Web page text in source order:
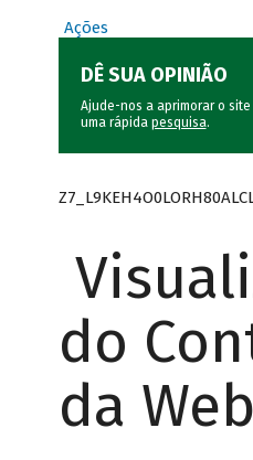
Ações
DÊ SUA OPINIÃO
Ajude-nos a aprimorar o site
uma rápida pesquisa.
do
da Web